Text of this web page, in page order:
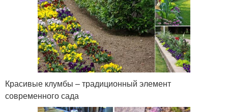
Красивые клумбы – традиционный элемент
современного сада